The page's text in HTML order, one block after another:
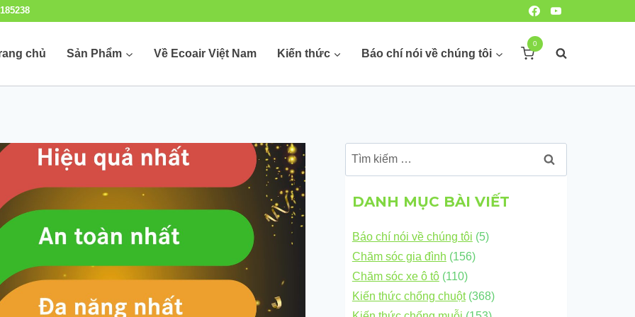
chủ Sản Phẩm Về Ecoair Việt Nam Kiến thức Báo chí nói về chúng tôi
0
Tìm
kiếm
cho:
DANH MỤC BÀI VIẾT
Báo chí nói về chúng tôi (5)
Chăm sóc gia đình (156)
Chăm sóc xe ô tô(110)
Kiến thức chống chuột(368)